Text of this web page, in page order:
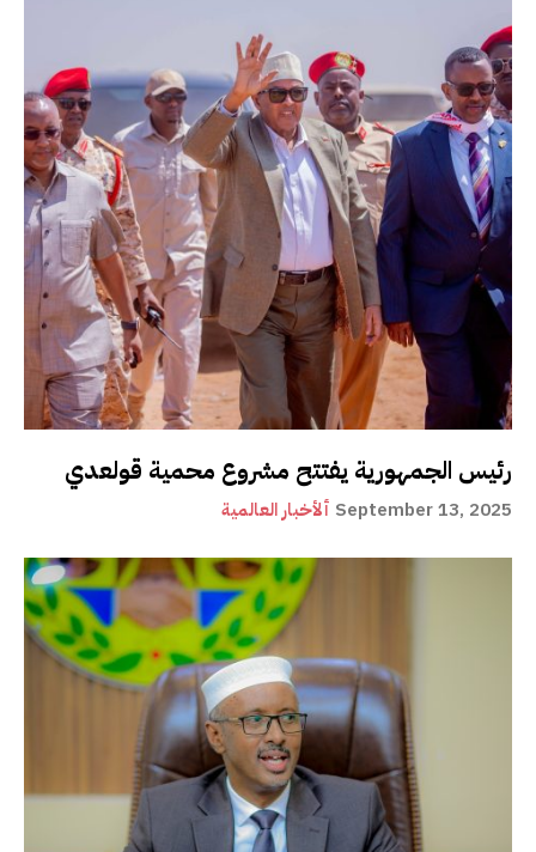
رئيس الجمهورية يفتتح مشروع محمية قولعدي
ألأخبار العالمية September 13, 2025